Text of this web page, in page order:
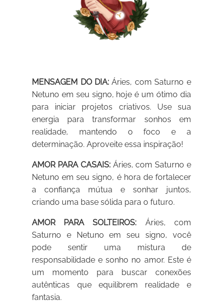
MENSAGEM DO DIA: Áries, com Saturno e
Netuno em seu signo, hoje é um ótimo dia
para iniciar projetos criativos. Use sua
energia para transformar sonhos em
realidade, mantendo o foco e a
determinação. Aproveite essa inspiração!
AMOR PARA CASAIS:Áries, com Saturno e
Netuno em seu signo, é hora de fortalecer
a confiança mútua e sonhar juntos,
criando uma base sólida para o futuro.
AMOR PARA SOLTEIROS: Áries, com
Saturno e Netuno em seu signo, você
pode sentir uma mistura de
responsabilidade e sonho no amor. Este é
um momento para buscar conexões
autênticas que equilibrem realidade e
fantasia.